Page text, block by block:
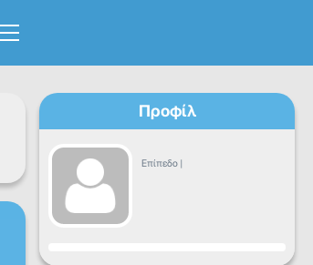
Προφίλ
Επίπεδο |